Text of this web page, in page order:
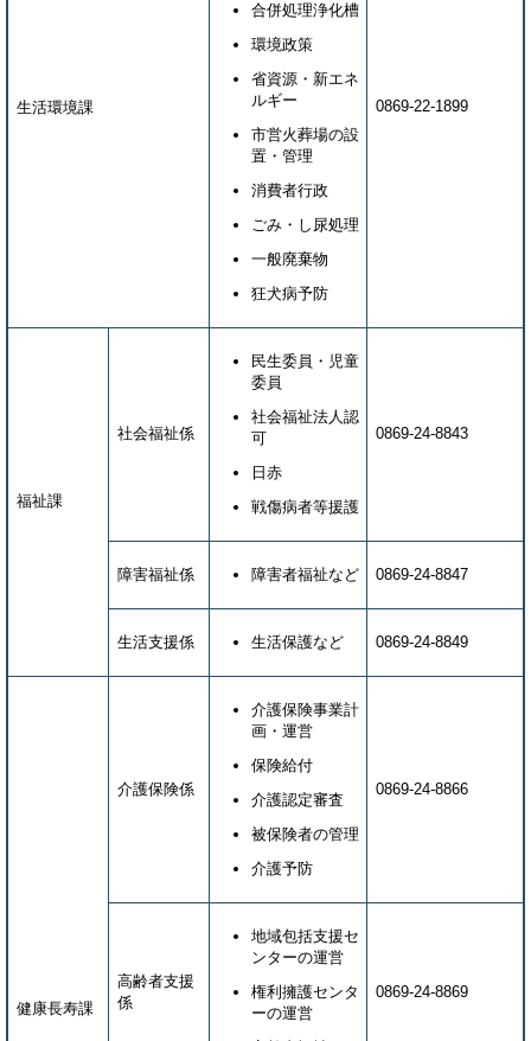
生活環境課
合併処理浄化槽
環境政策
省資源・新エネ
ルギー
市営火葬場の設
置・管理
消費者行政
ごみ・し尿処理
一般廃棄物
狂犬病予防
0869-22-1899
福祉課
社会福祉係
民生委員・児童
委員
社会福祉法人認
可
日赤
戦傷病者等援護
0869-24-8843
障害福祉係 障害者福祉など 0869-24-8847
生活支援係 生活保護など 0869-24-8849
健康長寿課
介護保険係
介護保険事業計
画・運営
保険給付
介護認定審査
被保険者の管理
介護予防
0869-24-8866
高齢者支援
係
地域包括支援セ
ンターの運営
権利擁護センタ
ーの運営
0869-24-8869